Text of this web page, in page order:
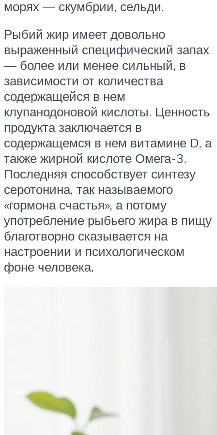
морях — скумбрии, сельди.
Рыбий жир имеет довольно
выраженный специфический запах
— более или менее сильный, в
зависимости от количества
содержащейся в нем
клупанодоновой кислоты. Ценность
продукта заключается в
содержащемся в нем витамине D, а
также жирной кислоте Омега-3.
Последняя способствует синтезу
серотонина, так называемого
«гормона счастья», а потому
употребление рыбьего жира в пищу
благотворно сказывается на
настроении и психологическом
фоне человека.